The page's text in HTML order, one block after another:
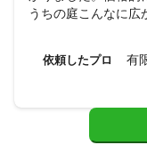
うちの庭こんなに広
依頼したプロ 有